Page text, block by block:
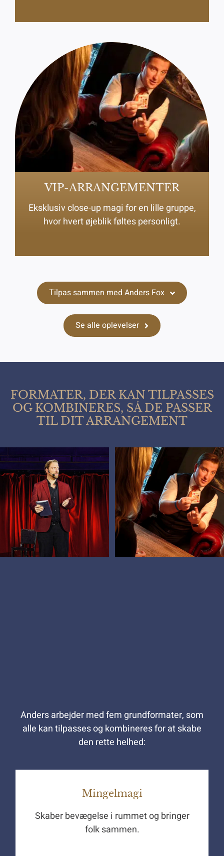
VIP-ARRANGEMENTER
Eksklusiv close-up magi for en lille gruppe,
hvor hvert øjeblik føltes personligt.
Tilpas sammen med Anders Fox
Se alle oplevelser
FORMATER, DER KAN TILPASSES
OG KOMBINERES, SÅ DE PASSER
TIL DIT ARRANGEMENT
Anders arbejder med fem grundformater, som
alle kan tilpasses og kombineres for at skabe
den rette helhed:
Mingelmagi
Skaber bevægelse i rummet og bringer
folk sammen.